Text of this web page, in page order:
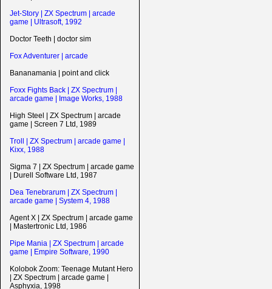
Jet-Story | ZX Spectrum | arcade
game | Ultrasoft, 1992
Doctor Teeth | doctor sim
Fox Adventurer | arcade
Bananamania | point and click
Foxx Fights Back | ZX Spectrum |
arcade game | Image Works, 1988
High Steel | ZX Spectrum | arcade
game | Screen 7 Ltd, 1989
Troll | ZX Spectrum | arcade game |
Kixx, 1988
Sigma 7 | ZX Spectrum | arcade game
| Durell Software Ltd, 1987
Dea Tenebrarum | ZX Spectrum |
arcade game | System 4, 1988
Agent X | ZX Spectrum | arcade game
| Mastertronic Ltd, 1986
Pipe Mania | ZX Spectrum | arcade
game | Empire Software, 1990
Kolobok Zoom: Teenage Mutant Hero
| ZX Spectrum | arcade game |
Asphyxia, 1998